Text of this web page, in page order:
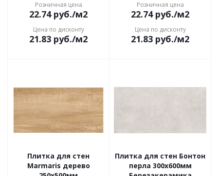
Розничная цена
22.74руб./м2
Цена по дисконту
21.83 руб./м2
Розничная цена
22.74руб./м2
Цена по дисконту
21.83 руб./м2
Плитка для стен
Marmaris дерево
Плитка для стен Бонтон
перла 300x600мм